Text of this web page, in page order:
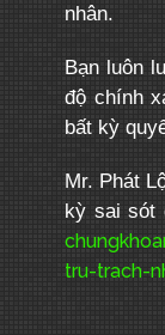
nhân.
Bạn luôn
độ chính
bất kỳ
Mr. Phát
kỳ sai sót
tru-trach-